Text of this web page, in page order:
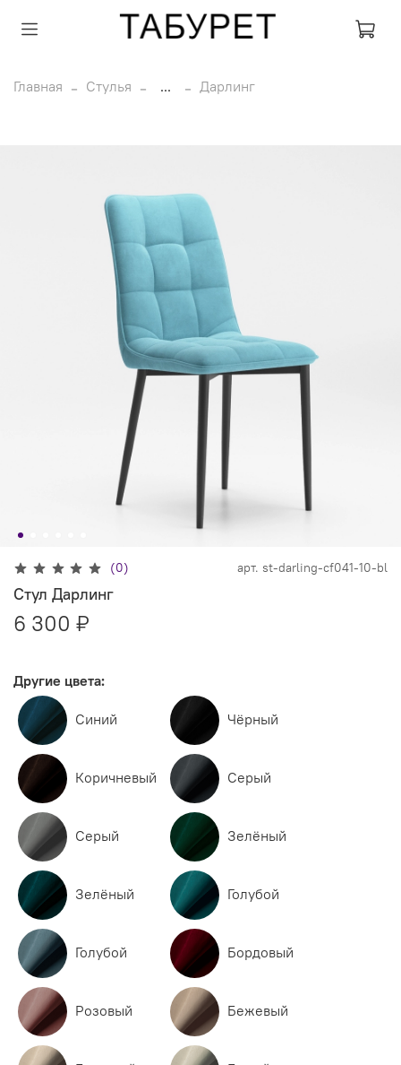
Главная Стулья ... Дарлинг
(0) арт. st-darling-cf041-10-bl
Стул Дарлинг
6 300 ₽
Другие цвета:
Синий Чёрный
Коричневый Серый
Серый Зелёный
Зелёный Голубой
Голубой Бордовый
Розовый Бежевый